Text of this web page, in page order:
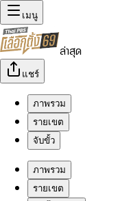
เมนู
ล่าสุด
แชร์
ภาพรวม
รายเขต
จับขั้ว
ภาพรวม
รายเขต